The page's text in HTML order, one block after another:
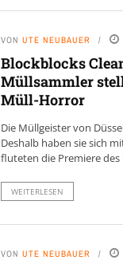
VON UTE NEUBAUER
Blockblocks
Müllsammler
Müll-Horror
Die Müllgeister von
Deshalb haben sie sich
fluteten die Premiere des
WEITERLESEN
VON UTE NEUBAUER